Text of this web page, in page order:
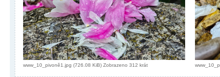
www_10_pivoně1.jpg (726.08 KiB) Zobrazeno 312 krát